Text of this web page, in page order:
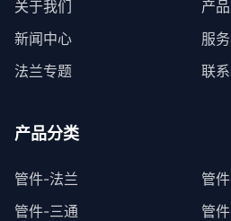
关于我们
产
新闻中心
服
法兰专题
联
产品分类
管件-法兰
管
管件-三通
管